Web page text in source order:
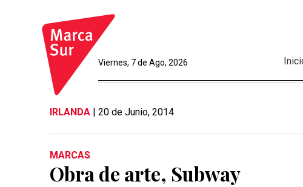
Viernes, 7 de Ago, 2026
IRLANDA | 20 de Junio, 2014
MARCAS
Obra de arte, Subway